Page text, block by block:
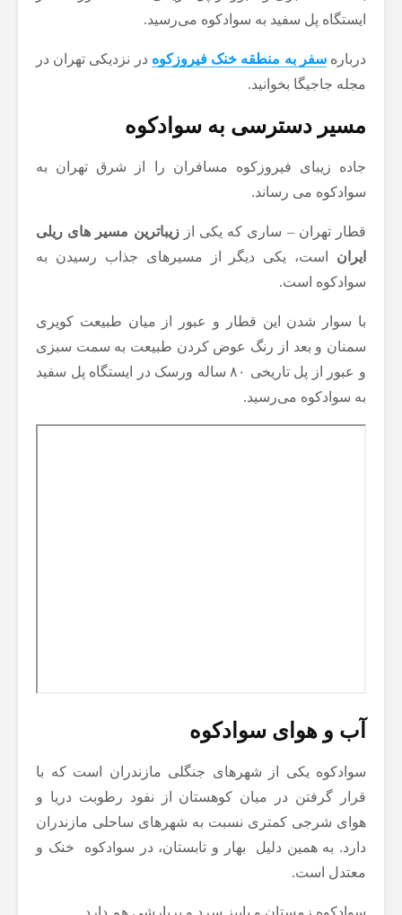
ایستگاه پل سفید به سوادکوه می‌رسید.
دربارهسفر به منطقه خنک فیروزکوه در نزدیکی تهران در
مجله جاجیگا بخوانید.
مسیر دسترسی به سوادکوه
جاده زیبای فیروزکوه مسافران را از شرق تهران به
سوادکوه می رساند.
قطار تهران – ساری که یکی از زیباترین مسیر های ریلی
ایران
است، یکی دیگر از مسیرهای جذاب رسیدن به
سوادکوه است.
با سوار شدن این قطار و عبور از میان طبیعت کویری
سمنان و بعد از رنگ عوض کردن طبیعت به سمت سبزی
و عبور از پل تاریخی ۸۰ ساله ورسک در ایستگاه پل سفید
به سوادکوه می‌رسید.
آب‌ و هوای سوادکوه
سوادکوه یکی از شهرهای جنگلی مازندران است که با
قرار گرفتن در میان کوهستان از نفود رطوبت دریا و
هوای شرجی کمتری نسبت به شهرهای ساحلی مازندران
دارد. به همین دلیل بهار و تابستان، در سوادکوه خنک و
معتدل است.